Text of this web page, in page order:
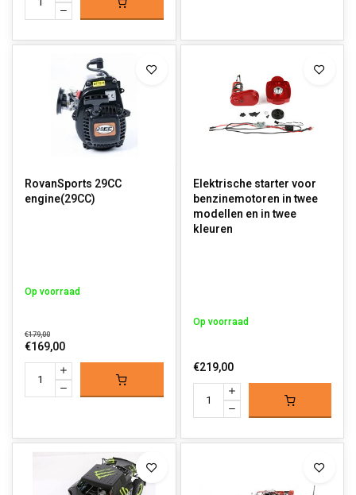
RovanSports 29CC
engine(29CC)
Op voorraad
€179,00
€169,00
Elektrische starter voor
benzinemotoren in twee
modellen en in twee
kleuren
Op voorraad
€219,00